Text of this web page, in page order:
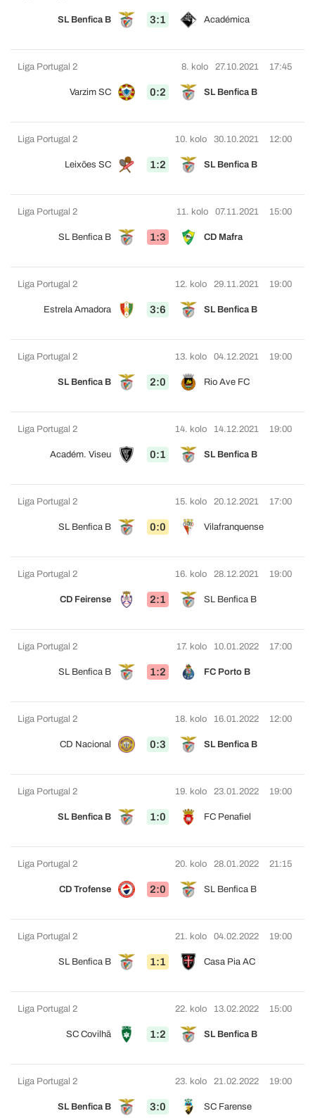
SL Benfica B 3:1 Académica
Liga Portugal 2 8. kolo 27.10.2021 17:45
Varzim SC 0:2 SL Benfica B
Liga Portugal 2 10. kolo 30.10.2021 12:00
Leixões SC 1:2 SL Benfica B
Liga Portugal 2 11. kolo 07.11.2021 15:00
SL Benfica B 1:3 CD Mafra
Liga Portugal 2 12. kolo 29.11.2021 19:00
Estrela Amadora 3:6 SL Benfica B
Liga Portugal 2 13. kolo 04.12.2021 19:00
SL Benfica B 2:0 Rio Ave FC
Liga Portugal 2 14. kolo 14.12.2021 19:00
Académ. Viseu 0:1 SL Benfica B
Liga Portugal 2 15. kolo 20.12.2021 17:00
SL Benfica B 0:0 Vilafranquense
Liga Portugal 2 16. kolo 28.12.2021 19:00
CD Feirense 2:1 SL Benfica B
Liga Portugal 2 17. kolo 10.01.2022 17:00
SL Benfica B 1:2 FC Porto B
Liga Portugal 2 18. kolo 16.01.2022 12:00
CD Nacional 0:3 SL Benfica B
Liga Portugal 2 19. kolo 23.01.2022 19:00
SL Benfica B 1:0 FC Penafiel
Liga Portugal 2 20. kolo 28.01.2022 21:15
CD Trofense 2:0 SL Benfica B
Liga Portugal 2 21. kolo 04.02.2022 19:00
SL Benfica B 1:1 Casa Pia AC
Liga Portugal 2 22. kolo 13.02.2022 15:00
SC Covilhã 1:2 SL Benfica B
Liga Portugal 2 23. kolo 21.02.2022 19:00
SL Benfica B 3:0 SC Farense